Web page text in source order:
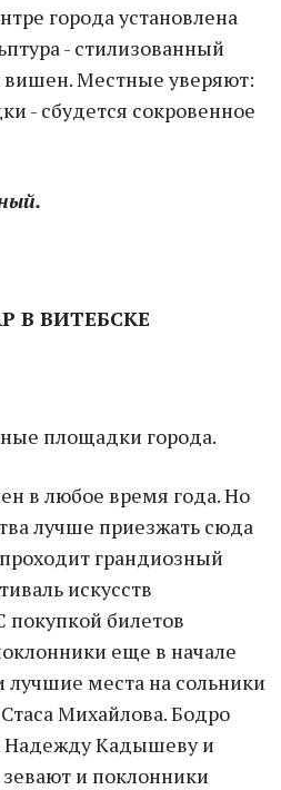
города установлена
- стилизованный
вишен. Местные уверяют:
- сбудется сокровенное
В ВИТЕБСКЕ
площадки города.
в любое время года. Но
лучше приезжать сюда
грандиозный
искусств
покупкой билетов
еще в начале
лучшие места на сольники
Михайлова. Бодро
Надежду Кадышеву и
и поклонники